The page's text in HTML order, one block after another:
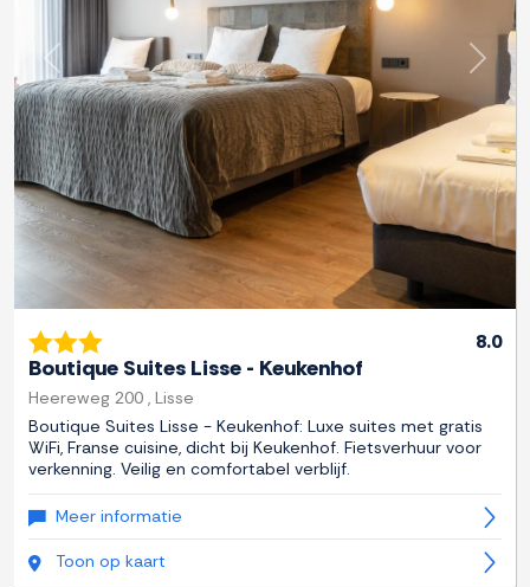
Previous Next
8.0
Boutique Suites Lisse - Keukenhof
Heereweg 200 , Lisse
Boutique Suites Lisse - Keukenhof: Luxe suites met gratis
WiFi, Franse cuisine, dicht bij Keukenhof. Fietsverhuur voor
verkenning. Veilig en comfortabel verblijf.
Meer informatie
Toon op kaart